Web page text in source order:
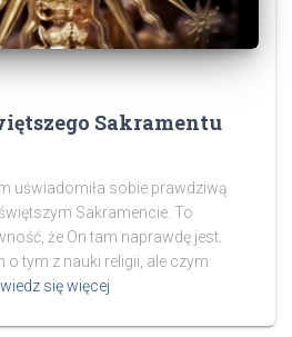
Sakramentu
uświadomiła sobie prawdziwą
Sakramencie. To
że On tam naprawdę jest.
o tym z nauki religii, ale czym
się więcej